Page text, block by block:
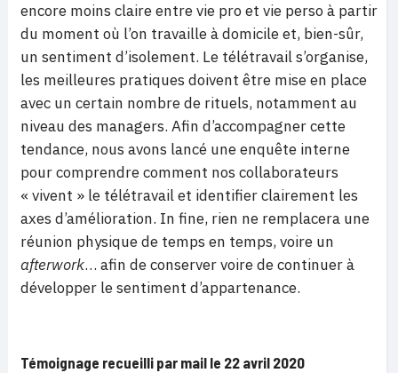
encore moins claire entre vie pro et vie perso à partir
du moment où l’on travaille à domicile et, bien-sûr,
un sentiment d’isolement. Le télétravail s’organise,
les meilleures pratiques doivent être mise en place
avec un certain nombre de rituels, notamment au
niveau des managers. Afin d’accompagner cette
tendance, nous avons lancé une enquête interne
pour comprendre comment nos collaborateurs
« vivent » le télétravail et identifier clairement les
axes d’amélioration. In fine, rien ne remplacera une
réunion physique de temps en temps, voire un
afterwork… afin de conserver voire de continuer à
développer le sentiment d’appartenance.
Témoignage recueilli par mail le 22 avril 2020